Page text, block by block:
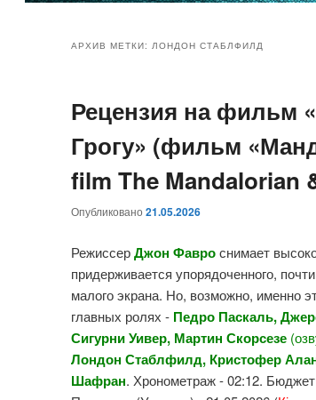
основному
содержимому
дополнительному
содержимому
АРХИВ МЕТКИ: ЛОНДОН СТАБЛФИЛД
Рецензия на фильм
Грогу» (фильм
film The Mandalorian
Опубликовано21.05.2026
РежиссерДжон Фавро снимает
придерживается упорядоченного,
малого экрана. Но, возможно, именно
главных ролях - Педро Паскаль,
Сигурни Уивер, Мартин Скорсезе
Лондон Стаблфилд, Кристофер
Шафран. Хронометраж - 02:12.